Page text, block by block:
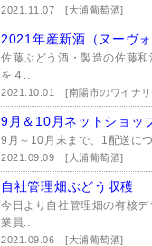
2021.11.07[大浦葡萄酒]
2021年産新酒（ヌーヴ
佐藤ぶどう酒・製造の佐藤
を４..
2021.10.01[南陽市のワイナ
9月＆10月ネットショッ
9月～10月末まで、1配送に
2021.09.09[大浦葡萄酒]
自社管理畑ぶどう収穫
今日より自社管理畑の有核
業員..
2021.09.06[大浦葡萄酒]